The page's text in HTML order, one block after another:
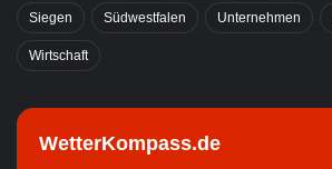
Siegen Südwestfalen Unternehmen
Wirtschaft
WetterKompass.de